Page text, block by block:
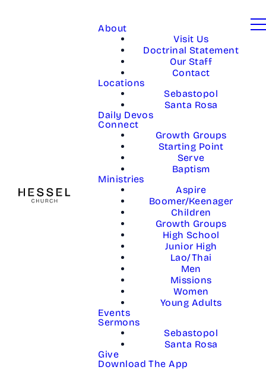
About
Visit Us
Doctrinal Statement
Our Staff
Contact
Locations
Sebastopol
Santa Rosa
Daily Devos
Connect
Growth Groups
Starting Point
Serve
Baptism
Ministries
Aspire
Boomer/Keenager
Children
Growth Groups
High School
Junior High
Lao/Thai
Men
Missions
Women
Young Adults
Events
Sermons
Sebastopol
Santa Rosa
Give
Download The App